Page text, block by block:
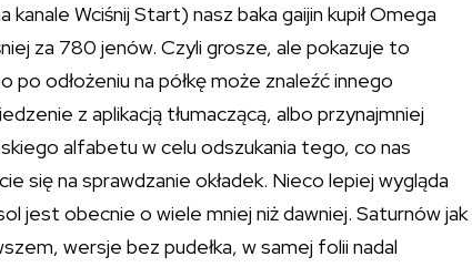
Wciśnij Start) nasz baka gaijin kupił Omega
za 780 jenów. Czyli grosze, ale pokazuje to
odłożeniu na półkę może znaleźć innego
z aplikacją tłumaczącą, albo przynajmniej
alfabetu w celu odszukania tego, co nas
się na sprawdzanie okładek. Nieco lepiej wygląda
jest obecnie o wiele mniej niż dawniej. Saturnów jak
wersje bez pudełka, w samej folii nadal